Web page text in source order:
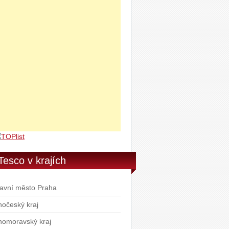
Ponti Balzamikové glazé 250g
v krajích
město Praha
kraj
kraj